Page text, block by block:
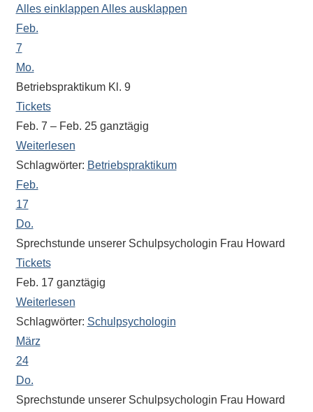
der
Schülerschaft
oder
zur
Ausstattung
der
Räume
versuchen
auf
alle
Fragen
Antworten
zu
bieten.
Daneben
gibt
es
viele
Beiträge
Alles einklappen Alles ausklappen
Feb.
7
Mo.
Betriebspraktikum Kl. 9
Tickets
Feb. 7 – Feb. 25 ganztägig
Weiterlesen
Schlagwörter: Betriebspraktikum
Feb.
17
Do.
Sprechstunde unserer Schulpsychologin Frau Howard
Tickets
Feb. 17 ganztägig
Weiterlesen
Schlagwörter: Schulpsychologin
März
24
Do.
Sprechstunde unserer Schulpsychologin Frau Howard